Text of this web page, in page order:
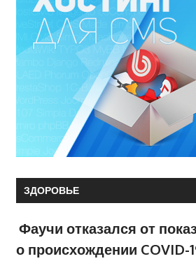
ЗДОРОВЬЕ
Фаучи отказался от
о происхождении COVID-